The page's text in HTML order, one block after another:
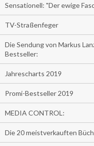
Sensationell: "Der ewige
TV-Straßenfeger
Die Sendung von Markus
Bestseller:
Jahrescharts 2019
Promi-Bestseller 2019
MEDIA CONTROL:
Die 20 meistverkauften